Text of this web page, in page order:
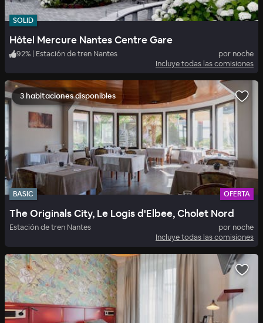
SOLID
Hôtel Mercure Nantes Centre Gare
92% | Estación de tren Nantes
por noche
Incluye todas las comisiones
3 habitaciones disponibles
BASIC OFERTA
The Originals City, Le Logis d'Elbee, Cholet Nord
Estación de tren Nantes
por noche
Incluye todas las comisiones